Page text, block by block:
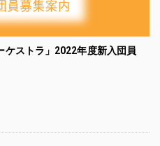
ケストラ」2022年度新入団員